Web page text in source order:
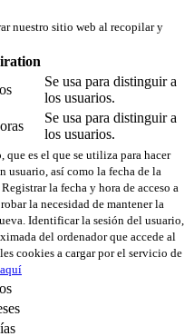
nuestro sitio web al recopilar y
Se usa para distinguir a
los usuarios.
Se usa para distinguir a
los usuarios.
es el que se utiliza para hacer
usuario, así como la fecha de la
la fecha y hora de acceso a
la necesidad de mantener la
Identificar la sesión del usuario,
del ordenador que accede al
cookies a cargar por el servicio de